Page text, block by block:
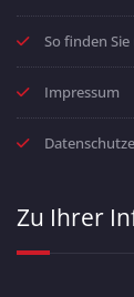
So finden Sie
Impressum
Zu Ihrer